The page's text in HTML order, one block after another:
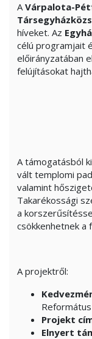
AVárpalota-
híveket. Az
célú programjait
előirányzatában
felújításokat
A támogatásból
vált templomi
valamint
Takarékossági
a
csökkenhetnek a
A projektről:
Projekt
Elnyert